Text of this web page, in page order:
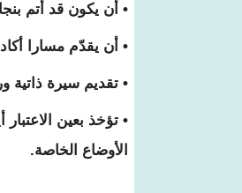
• أن يكون قد أتم
• أن يقدّم مسارا
• تقديم سيرة ذاتية
• تؤخذ بعين
الأوضاع الخاصة.